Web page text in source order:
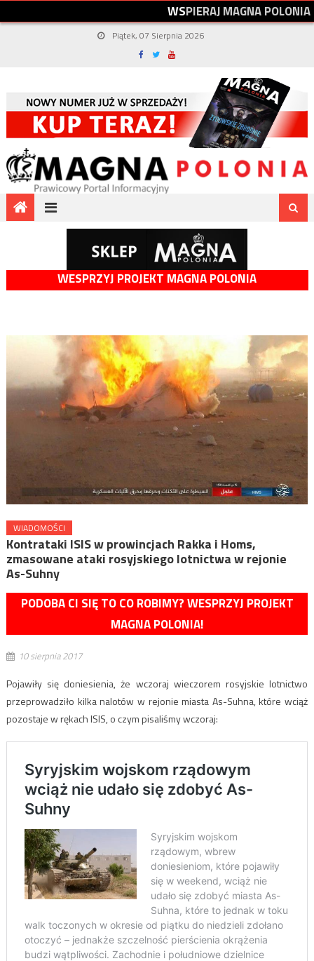
WSPIERAJMAGNAPOLONIA
Piątek, 07 Sierpnia 2026
WESPRZYJ PROJEKT MAGNA POLONIA
WIADOMOŚCI
Kontrataki ISIS w prowincjach Rakka i Homs,
zmasowane ataki rosyjskiego lotnictwa w rejonie
As-Suhny
PODOBA CI SIĘ TO CO ROBIMY? WESPRZYJ PROJEKT
MAGNA POLONIA!
10 sierpnia 2017
Pojawiły się doniesienia, że wczoraj wieczorem rosyjskie lotnictwo
przeprowadziło kilka nalotów w rejonie miasta As-Suhna, które wciąż
pozostaje w rękach ISIS, o czym pisaliśmy wczoraj: